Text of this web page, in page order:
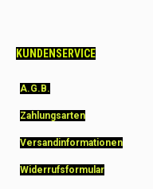
KUNDENSERVICE
A.G.B.
Zahlungsarten
Versandinformationen
Widerrufsformular